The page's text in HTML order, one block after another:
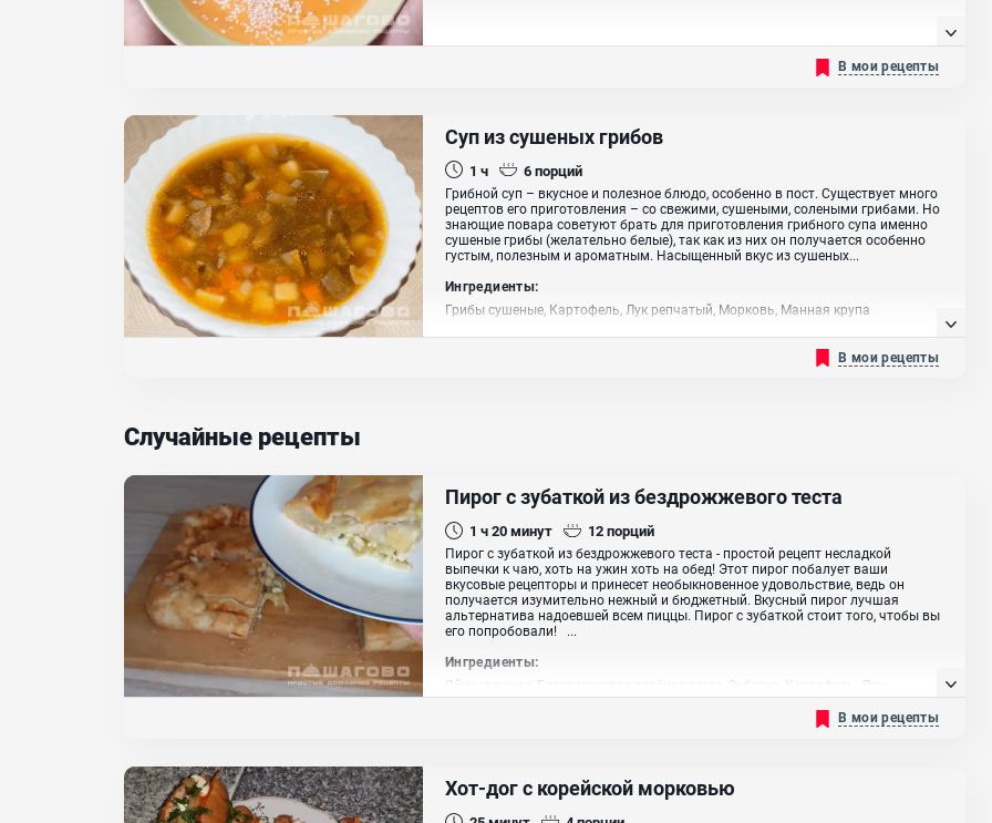
В мои рецепты
Суп из сушеных грибов
1 ч 6порций
Грибной суп – вкусное и полезное блюдо, особенно в пост. Существует много
рецептов его приготовления – со свежими, сушеными, солеными грибами. Но
знающие повара советуют брать для приготовления грибного супа именно
сушеные грибы (желательно белые), так как из них он получается особенно
густым, полезным и ароматным. Насыщенный вкус из сушеных...
Ингредиенты:
Грибы сушеные, Картофель, Лук репчатый, Морковь, Манная крупа
В мои рецепты
Случайные рецепты
Пирог с зубаткой из бездрожжевого теста
1 ч 20минут 12порций
Пирог с зубаткой из бездрожжевого теста - простой рецепт несладкой
выпечки к чаю, хоть на ужин хоть на обед! Этот пирог побалует ваши
вкусовые рецепторы и принесет необыкновенное удовольствие, ведь он
получается изумительно нежный и бюджетный. Вкусный пирог лучшая
альтернатива надоевшей всем пиццы. Пирог с зубаткой стоит того, чтобы вы
его попробовали! ...
Ингредиенты:
Яйцо куриное, Бездрожжевое слоёное тесто, Зубатка, Картофель, Лук
В мои рецепты
Хот-дог с корейской морковью